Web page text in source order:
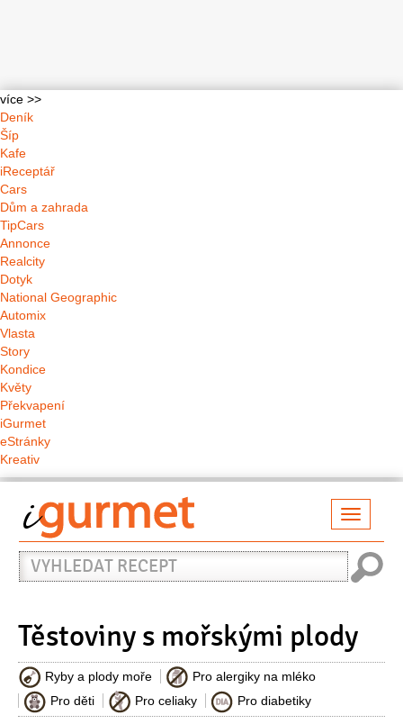
více >>
Deník
Šíp
Kafe
iReceptář
Cars
Dům a zahrada
TipCars
Annonce
Realcity
Dotyk
National Geographic
Automix
Vlasta
Story
Kondice
Květy
Překvapení
iGurmet
eStránky
Kreativ
Vyhledat
recept
Těstoviny s mořskými plody
Ryby a plody moře
Pro alergiky na mléko
Pro děti
Pro celiaky Pro diabetiky